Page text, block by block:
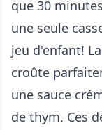
que 30
une seule
jeu d'enfant!
croûte
une sauce
de thym. Ces